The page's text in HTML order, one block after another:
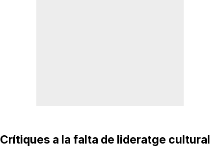
Crítiques a la falta de lideratge cultural